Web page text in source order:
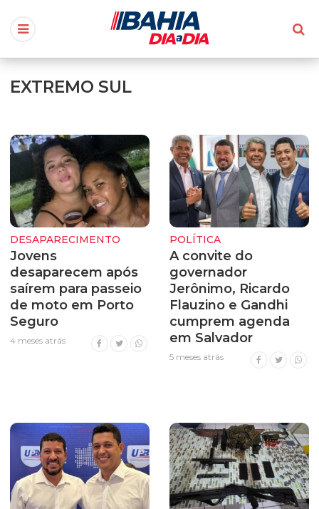
EXTREMO SUL
DESAPARECIMENTO
Jovens
desaparecem após
saírem para passeio
de moto em Porto
Seguro
4 meses atrás
POLÍTICA
A convite do
governador
Jerônimo, Ricardo
Flauzino e Gandhi
cumprem agenda
em Salvador
5 meses atrás